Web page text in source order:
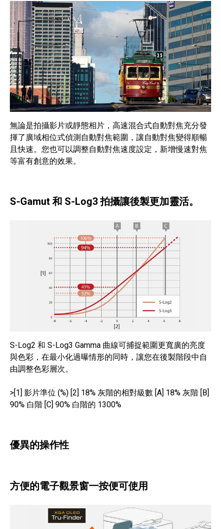
無論是拍攝影片或靜態相片，高速混合式自動對焦充分發
揮了廣域相位式偵測自動對焦範圍，讓自動對焦變得順暢
且快速。您也可以調整自動對焦速度設定，新增慢速對焦
等富有創意的效果。
S-Gamut 和 S-Log3 拍攝讓後製更加靈活。
S-Log2 和 S-Log3 Gamma 曲線可捕捉範圍更寬廣的亮度
與色彩，在最小化過曝情形的同時，讓您在後製階段中自
由調整色彩層次。
>[1] 影片準位 (%) [2] 18% 灰階的相對級數 [A] 18% 灰階 [B]
90% 白階 [C] 90% 白階的 1300%
優異的操作性
方便的電子觀景窗一按便可使用